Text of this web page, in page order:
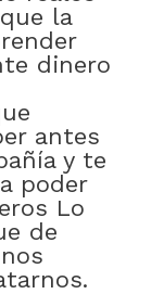
la
dinero
antes
y te
poder
Lo
de